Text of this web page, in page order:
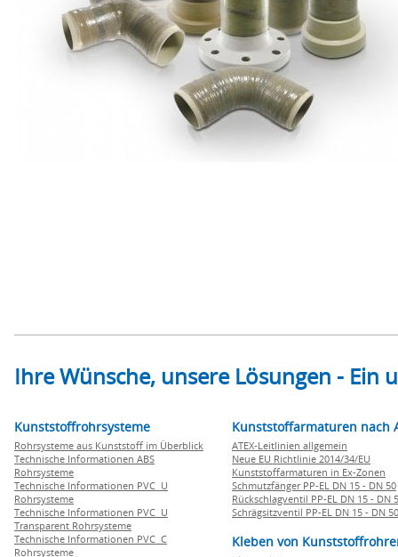
Ihre Wünsche, unsere Lösungen -
Kunststoffrohrsysteme
Rohrsysteme aus Kunststoff im Überblick
Technische Informationen ABS
Rohrsysteme
Technische Informationen PVC U
Rohrsysteme
Technische Informationen PVC U
Transparent Rohrsysteme
Technische Informationen PVC C
Rohrsysteme
Kunststoffarmaturen nach
ATEX-Leitlinien allgemein
Neue EU Richtlinie 2014/34/EU
Kunststoffarmaturen in Ex-Zonen
Schmutzfänger PP-EL DN 15 - DN 50
Rückschlagventil PP-EL DN 15 - DN
Schrägsitzventil PP-EL DN 15 - DN 50
Kleben von